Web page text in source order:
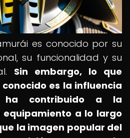
es conocido por su
su funcionalidad y su
Sin embargo, lo que
es la influencia
ha contribuido a la
equipamiento a lo largo
la imagen popular del